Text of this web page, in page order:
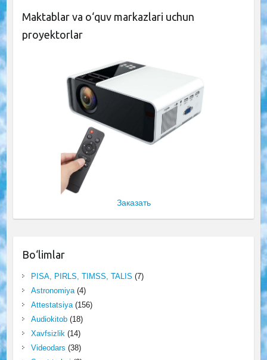
Maktablar va o‘quv markazlari uchun
proyektorlar
Заказать
Bo‘limlar
PISA, PIRLS, TIMSS, TALIS (7)
Astronomiya(4)
Attestatsiya(156)
Audiokitob(18)
Xavfsizlik (14)
Videodars (38)